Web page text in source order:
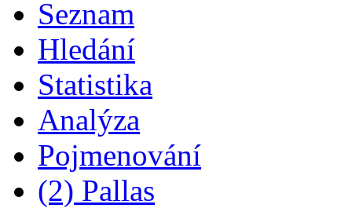
Seznam
Hledání
Statistika
Analýza
Pojmenování
(2) Pallas